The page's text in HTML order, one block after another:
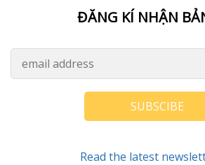
ĐĂNG KÍ NHẬN
SUBSCIBE
Read the latest